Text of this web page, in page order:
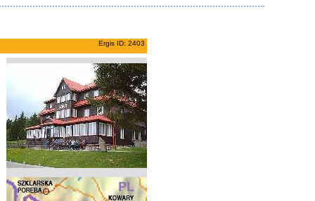
Ergis ID: 2403